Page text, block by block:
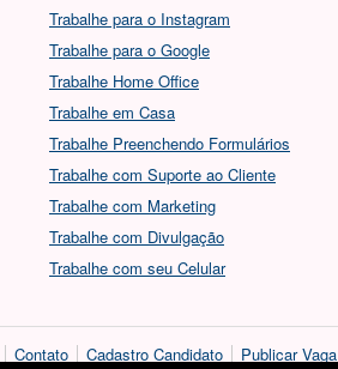
Trabalhe para o Instagram
Trabalhe para o Google
Trabalhe Home Office
Trabalhe em Casa
Trabalhe Preenchendo Formulários
Trabalhe com Suporte ao Cliente
Trabalhe com Marketing
Trabalhe com Divulgação
Trabalhe com seu Celular
Contato Cadastro Candidato Publicar Vaga